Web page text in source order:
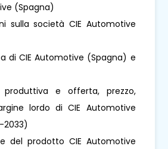
(Spagna)
sulla società CIE Automotive
di CIE Automotive (Spagna) e
produttiva e offerta, prezzo,
lordo di CIE Automotive
2033)
del prodotto CIE Automotive